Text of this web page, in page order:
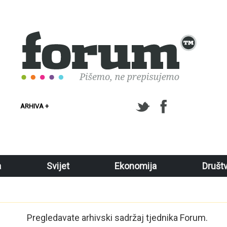
ARHIVA +
Svijet Ekonomija
Pregledavate arhivski sadržaj tjednika Forum.